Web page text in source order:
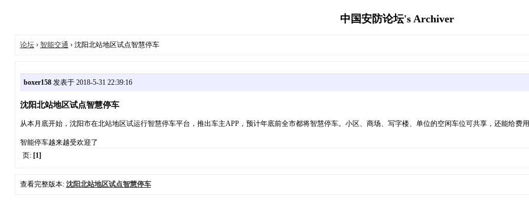
中国安防论坛's Archiver
论坛› 智能交通 › 沈阳北站地区试点智慧停车
boxer158发表于 2018-5-31 22:39:16
沈阳北站地区试点智慧停车
从本月底开始，沈阳市在北站地区试运行智慧停车平台，推出车主APP，预计年底前全市都将智慧停车。小区、商场、写字楼、单位的空闲车位可共享，还能给费
智能停车越来越受欢迎了
页: [1]
查看完整版本: 沈阳北站地区试点智慧停车